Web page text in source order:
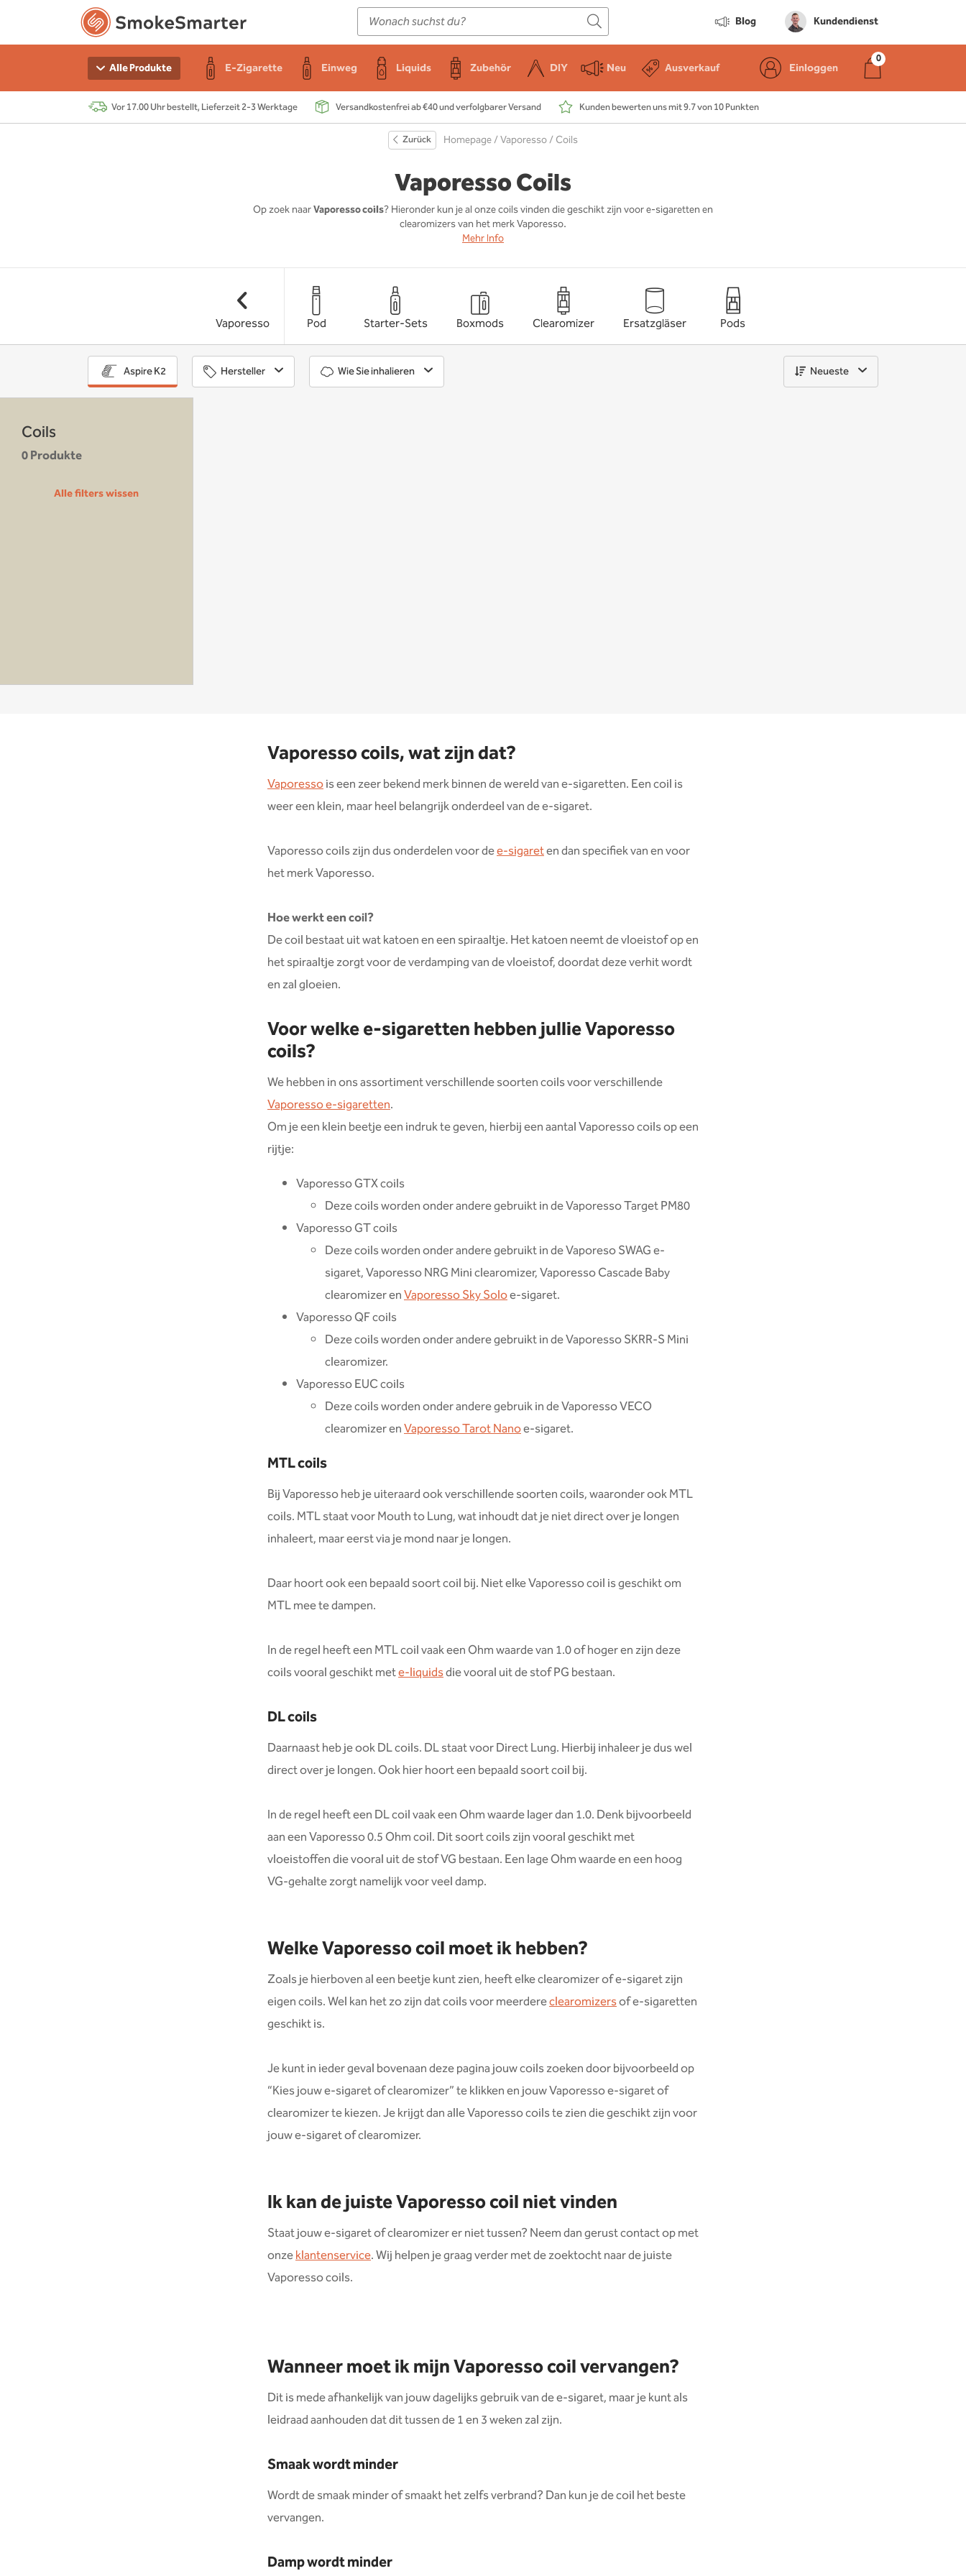
Blog Kundendienst
Alle Produkte E-Zigarette Einweg Liquids Zubehör DIY Neu Ausverkauf Einloggen
Vor 17.00 Uhr bestellt, Lieferzeit 2-3 Werktage Versandkostenfrei ab €40 und verfolgbarer Versand Kunden bewerten uns mit 9.7 von 10 Punkten
E-Zigarette
Einweg
Liquids
Zubehör
DIY
Zurück Homepage/Vaporesso/ Coils
Vaporesso Coils
Op zoek naarVaporesso coils? Hieronder kun je al onze coils vinden die geschikt zijn voor e-sigaretten en
clearomizers van het merk Vaporesso.
Mehr Info
Vaporesso Pod Starter-Sets Boxmods Clearomizer Ersatzgläser Pods
Aspire K2 Hersteller Wie Sie inhalieren Neueste
Coils
0 Produkte
Alle filters wissen
Vaporesso coils, wat zijn dat?
Vaporessois een zeer bekend merk binnen de wereld van e-sigaretten. Een coil is
weer een klein, maar heel belangrijk onderdeel van de e-sigaret.
Vaporesso coils zijn dus onderdelen voor dee-sigareten dan specifiek van en voor
het merk Vaporesso.
Hoe werkt een coil?
De coil bestaat uit wat katoen en een spiraaltje. Het katoen neemt de vloeistof op en
het spiraaltje zorgt voor de verdamping van de vloeistof, doordat deze verhit wordt
en zal gloeien.
Voor welke e-sigaretten hebben jullie Vaporesso
coils?
We hebben in ons assortiment verschillende soorten coils voor verschillende
Vaporesso e-sigaretten.
Om je een klein beetje een indruk te geven, hierbij een aantal Vaporesso coils op een
rijtje:
Vaporesso GTX coils
Deze coils worden onder andere gebruikt in de Vaporesso Target PM80
Vaporesso GT coils
Deze coils worden onder andere gebruikt in de Vaporeso SWAG e-
sigaret, Vaporesso NRG Mini clearomizer, Vaporesso Cascade Baby
clearomizer enVaporesso Sky Soloe-sigaret.
Vaporesso QF coils
Deze coils worden onder andere gebruikt in de Vaporesso SKRR-S Mini
clearomizer.
Vaporesso EUC coils
Deze coils worden onder andere gebruik in de Vaporesso VECO
clearomizer enVaporesso Tarot Nanoe-sigaret.
MTL coils
Bij Vaporesso heb je uiteraard ook verschillende soorten coils, waaronder ook MTL
coils. MTL staat voor Mouth to Lung, wat inhoudt dat je niet direct over je longen
inhaleert, maar eerst via je mond naar je longen.
Daar hoort ook een bepaald soort coil bij. Niet elke Vaporesso coil is geschikt om
MTL mee te dampen.
In de regel heeft een MTL coil vaak een Ohm waarde van 1.0 of hoger en zijn deze
coils vooral geschikt mete-liquidsdie vooral uit de stof PG bestaan.
DL coils
Daarnaast heb je ook DL coils. DL staat voor Direct Lung. Hierbij inhaleer je dus wel
direct over je longen. Ook hier hoort een bepaald soort coil bij.
In de regel heeft een DL coil vaak een Ohm waarde lager dan 1.0. Denk bijvoorbeeld
aan een Vaporesso 0.5 Ohm coil. Dit soort coils zijn vooral geschikt met
vloeistoffen die vooral uit de stof VG bestaan. Een lage Ohm waarde en een hoog
VG-gehalte zorgt namelijk voor veel damp.
Welke Vaporesso coil moet ik hebben?
Zoals je hierboven al een beetje kunt zien, heeft elke clearomizer of e-sigaret zijn
eigen coils. Wel kan het zo zijn dat coils voor meerdereclearomizersof e-sigaretten
geschikt is.
Je kunt in ieder geval bovenaan deze pagina jouw coils zoeken door bijvoorbeeld op
“Kies jouw e-sigaret of clearomizer” te klikken en jouw Vaporesso e-sigaret of
clearomizer te kiezen. Je krijgt dan alle Vaporesso coils te zien die geschikt zijn voor
jouw e-sigaret of clearomizer.
Ik kan de juiste Vaporesso coil niet vinden
Staat jouw e-sigaret of clearomizer er niet tussen? Neem dan gerust contact op met
onzeklantenservice. Wij helpen je graag verder met de zoektocht naar de juiste
Vaporesso coils.
Wanneer moet ik mijn Vaporesso coil vervangen?
Dit is mede afhankelijk van jouw dagelijks gebruik van de e-sigaret, maar je kunt als
leidraad aanhouden dat dit tussen de 1 en 3 weken zal zijn.
Smaak wordt minder
Wordt de smaak minder of smaakt het zelfs verbrand? Dan kun je de coil het beste
vervangen.
Damp wordt minder